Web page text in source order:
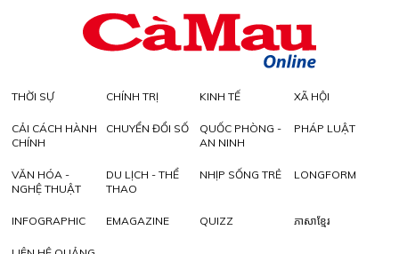
THỜI SỰ CHÍNH TRỊ KINH TẾ XÃ HỘI
CẢI CÁCH HÀNH
CHÍNH
CHUYỂN ĐỔI SỐ
QUỐC PHÒNG -
AN NINH
PHÁP LUẬT
VĂN HÓA -
NGHỆ THUẬT
DU LỊCH - THỂ
THAO
NHỊP SỐNG TRẺ LONGFORM
INFOGRAPHIC EMAGAZINE QUIZZ ភាសាខ្មែរ